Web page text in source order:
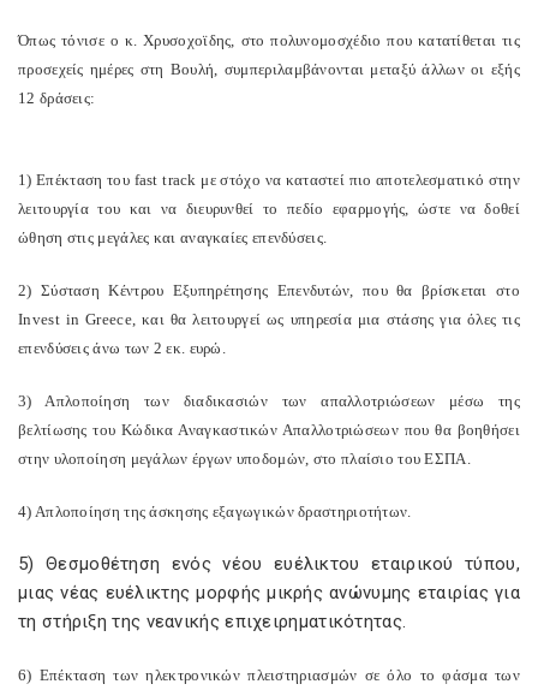
Όπως τόνισε ο κ. Χρυσοχοϊδης, στο πολυνομοσχέδιο που κατατίθεται τις
προσεχείς ημέρες στη Βουλή, συμπεριλαμβάνονται μεταξύ άλλων οι εξής
12 δράσεις:
1) Επέκταση του fast track με στόχο να καταστεί πιο αποτελεσματικό στην
λειτουργία του και να διευρυνθεί το πεδίο εφαρμογής, ώστε να δοθεί
ώθηση στις μεγάλες και αναγκαίες επενδύσεις.
2) Σύσταση Κέντρου Εξυπηρέτησης Επενδυτών, που θα βρίσκεται στο
Invest in Greece, και θα λειτουργεί ως υπηρεσία μια στάσης για όλες τις
επενδύσεις άνω των 2 εκ. ευρώ.
3) Απλοποίηση των διαδικασιών των απαλλοτριώσεων μέσω της
βελτίωσης του Κώδικα Αναγκαστικών Απαλλοτριώσεων που θα βοηθήσει
στην υλοποίηση μεγάλων έργων υποδομών, στο πλαίσιο του ΕΣΠΑ.
4) Απλοποίηση της άσκησης εξαγωγικών δραστηριοτήτων.
5) Θεσμοθέτηση ενός νέου ευέλικτου εταιρικού τύπου,
μιας νέας ευέλικτης μορφής μικρής ανώνυμης εταιρίας για
τη στήριξη της νεανικής επιχειρηματικότητας.
6) Επέκταση των ηλεκτρονικών πλειστηριασμών σε όλο το φάσμα των